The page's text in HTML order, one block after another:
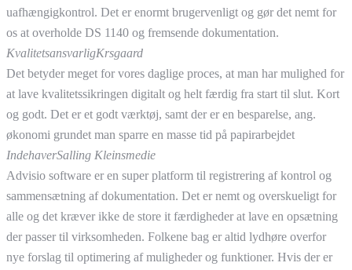
uafhængigkontrol. Det er enormt brugervenligt og gør det nemt for
os at overholde DS 1140 og fremsende dokumentation.
KvalitetsansvarligKrsgaard
Det betyder meget for vores daglige proces, at man har mulighed for
at lave kvalitetssikringen digitalt og helt færdig fra start til slut. Kort
og godt. Det er et godt værktøj, samt der er en besparelse, ang.
økonomi grundet man sparre en masse tid på papirarbejdet
IndehaverSalling Kleinsmedie
Advisio software er en super platform til registrering af kontrol og
sammensætning af dokumentation. Det er nemt og overskueligt for
alle og det kræver ikke de store it færdigheder at lave en opsætning
der passer til virksomheden. Folkene bag er altid lydhøre overfor
nye forslag til optimering af muligheder og funktioner. Hvis der er